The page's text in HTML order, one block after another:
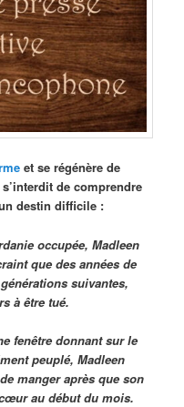
et se régénère de
de comprendre
destin difficile :
occupée, Madleen
que des années de
suivantes,
à être tué.
fenêtre donnant sur le
peuplé, Madleen
manger après que son
au début du mois.